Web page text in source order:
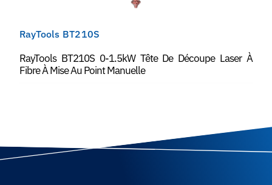
RayTools BT210S
RayTools BT210S 0-1.5kW Tête De Découpe Laser À
Fibre À Mise Au Point Manuelle